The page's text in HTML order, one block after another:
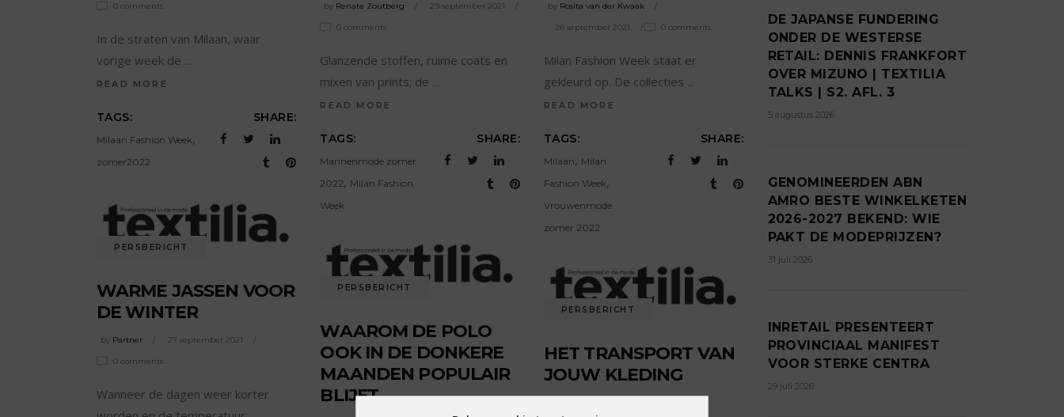
0 comments
In de straten van Milaan, waar
vorige week de
READ MORE
TAGS:
Milaan Fashion Week,
zomer2022
SHARE:
by Renate Zoutberg 29 september 2021
0 comments
Glanzende stoffen, ruime coats en
mixen van prints; de
READ MORE
TAGS:
Mannenmode zomer
2022, Milan Fashion
Week
SHARE:
by Rosita van der Kwaak
28 september 2021 0 comments
Milan Fashion Week staat er
gekleurd op. De collecties
READ MORE
TAGS:
Milaan, Milan
Fashion Week,
Vrouwenmode
zomer 2022
SHARE:
PERSBERICHT
WARME JASSEN VOOR
DE WINTER
by Partner 27 september 2021
0 comments
Wanneer de dagen weer korter
PERSBERICHT
WAAROM DE POLO
OOK IN DE DONKERE
MAANDEN POPULAIR
BLIJFT
PERSBERICHT
HET TRANSPORT VAN
JOUW KLEDING
DE JAPANSE FUNDERING
ONDER DE WESTERSE
RETAIL: DENNIS FRANKFORT
OVER MIZUNO | TEXTILIA
TALKS | S2. AFL. 3
5 augustus 2026
GENOMINEERDEN ABN
AMRO BESTE WINKELKETEN
2026-2027 BEKEND: WIE
PAKT DE MODEPRIJZEN?
31 juli 2026
INRETAIL PRESENTEERT
PROVINCIAAL MANIFEST
VOOR STERKE CENTRA
29 juli 2026